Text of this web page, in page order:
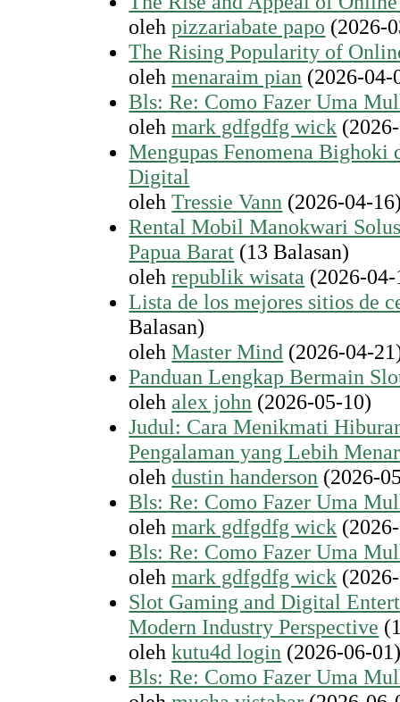
olehpizzariabate papo (2026-
The Rising Popularity of
olehmenaraim pian (2026-04-
Bls: Re: Como Fazer Uma
olehmark gdfgdfg wick
Mengupas Fenomena
Digital
olehTressie Vann (2026-04-
Rental Mobil Manokwari
Papua Barat (13 Balasan)
olehrepublik wisata (2026-
Lista de los mejores sitios de
Balasan)
olehMaster Mind (2026-04-
Panduan Lengkap Bermain
oleh alex john (2026-05-10)
Judul: Cara Menikmati
Pengalaman yang Lebih
oleh dustin handerson (2026-
Bls: Re: Como Fazer Uma
olehmark gdfgdfg wick
Bls: Re: Como Fazer Uma
olehmark gdfgdfg wick
Slot Gaming and Digital
Modern Industry Perspective
olehkutu4d login (2026-06-
Bls: Re: Como Fazer Uma